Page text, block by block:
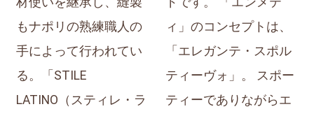
もナポリの熟練職人の
手によって行われてい
る。「STILE
LATINO（スティレ・ラ
ィ」のコンセプトは、
「エレガンテ・スポル
ティーヴォ」。 スポー
ティーでありながらエ